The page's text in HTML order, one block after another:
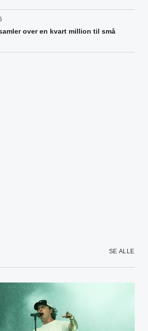
over en kvart million til små
SE ALLE